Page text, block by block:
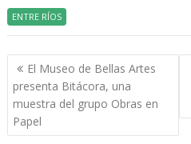
ENTRE RÍOS
Navegación
de
entradas
El Museo de Bellas Artes
presenta Bitácora, una
muestra del grupo Obras en
Papel